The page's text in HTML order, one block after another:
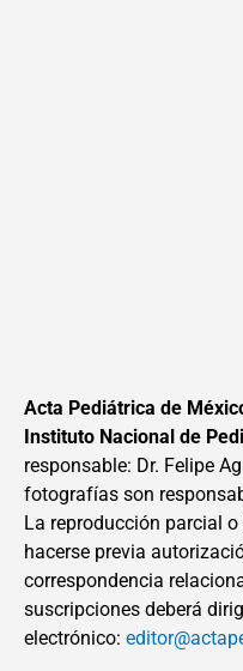
Acta Pediátrica de
Instituto Nacional de
responsable: Dr. Felipe
fotografías son
La reproducción parcial
hacerse previa
correspondencia
suscripciones deberá
electrónico: